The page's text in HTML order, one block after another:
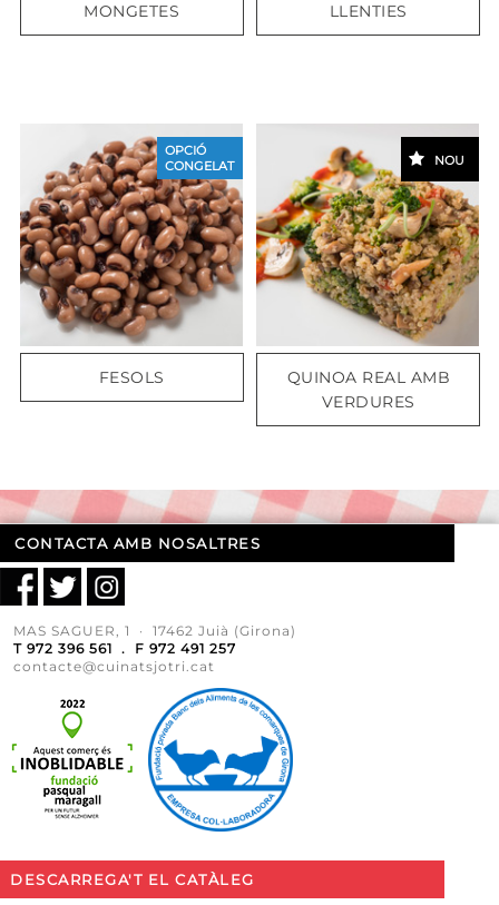
MONGETES LLENTIES
FESOLS
OPCIÓ
CONGELAT
QUINOA REAL AMB
VERDURES
NOU
CONTACTA AMB NOSALTRES
MAS SAGUER, 1 · 17462 Juià (Girona)
T 972 396 561 . F 972 491 257
contacte@cuinatsjotri.cat
DESCARREGA'T EL CATÀLEG